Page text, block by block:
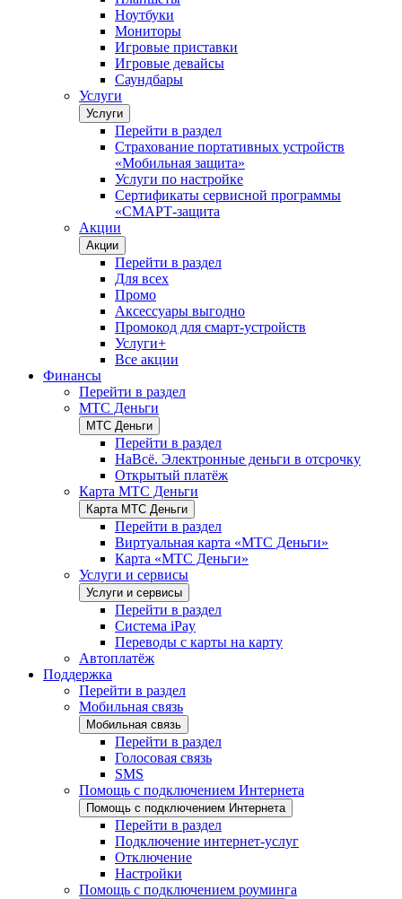
Ноутбуки
Мониторы
Игровые приставки
Игровые девайсы
Саундбары
Услуги
Услуги
Перейти в раздел
Страхование портативных устройств
«Мобильная защита»
Услуги по настройке
Сертификаты сервисной программы
«СМАРТ-защита
Акции
Акции
Перейти в раздел
Для всех
Промо
Аксессуары выгодно
Промокод для смарт-устройств
Услуги+
Все акции
Финансы
Перейти в раздел
МТС Деньги
МТС Деньги
Перейти в раздел
НаВсё. Электронные деньги в отсрочку
Открытый платёж
Карта МТС Деньги
Карта МТС Деньги
Перейти в раздел
Виртуальная карта «МТС Деньги»
Карта «МТС Деньги»
Услуги и сервисы
Услуги и сервисы
Перейти в раздел
Система iPay
Переводы с карты на карту
Автоплатёж
Поддержка
Перейти в раздел
Мобильная связь
Мобильная связь
Перейти в раздел
Голосовая связь
SMS
Помощь с подключением Интернета
Помощь с подключением Интернета
Перейти в раздел
Подключение интернет-услуг
Отключение
Настройки
Помощь с подключением роуминга